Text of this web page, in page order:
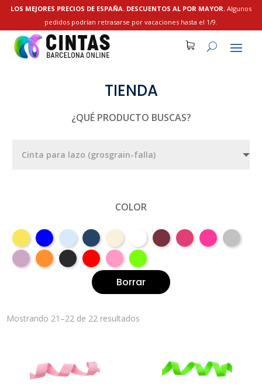
LOS MEJORES PRECIOS DE ESPAÑA. DESCUENTOS AL POR MAYOR. Algunos
pedidos podrían retrasarse por vacaciones hasta el 1/9.
TIENDA
¿QUÉ PRODUCTO BUSCAS?
COLOR
Borrar
Mostrando 21–22 de 22 resultados